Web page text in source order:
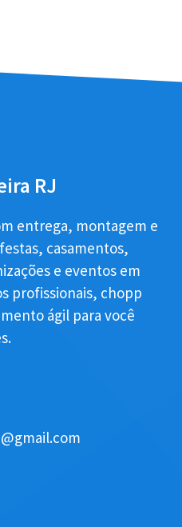
RJ
entrega, montagem e
casamentos,
e eventos em
profissionais, chopp
ágil para você